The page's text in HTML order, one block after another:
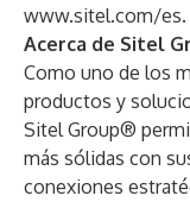
www.sitel.com/es.
Acerca de Sitel
Como uno de los
productos y
Sitel Group®
más sólidas con
conexiones